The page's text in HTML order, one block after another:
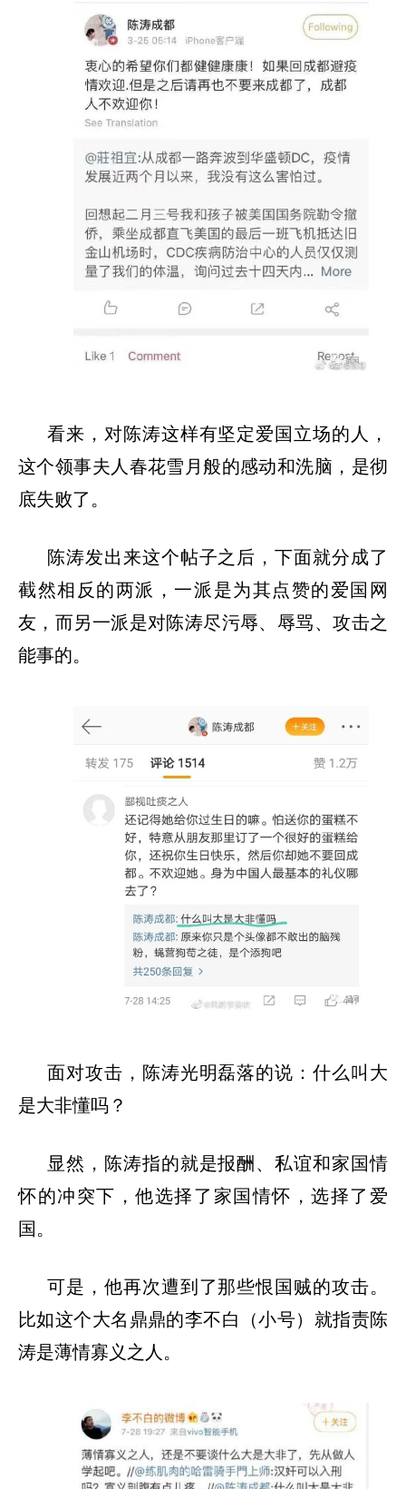
看来，对陈涛这样有坚定爱国立场的人，
这个领事夫人春花雪月般的感动和洗脑，是彻
底失败了。
陈涛发出来这个帖子之后，下面就分成了
截然相反的两派，一派是为其点赞的爱国网
友，而另一派是对陈涛尽污辱、辱骂、攻击之
能事的。
面对攻击，陈涛光明磊落的说：什么叫大
是大非懂吗？
显然，陈涛指的就是报酬、私谊和家国情
怀的冲突下，他选择了家国情怀，选择了爱
国。
可是，他再次遭到了那些恨国贼的攻击。
比如这个大名鼎鼎的李不白（小号）就指责陈
涛是薄情寡义之人。